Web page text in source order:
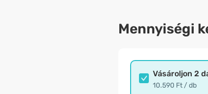
Mennyiségi
Vásároljon 2
10.590 Ft / db